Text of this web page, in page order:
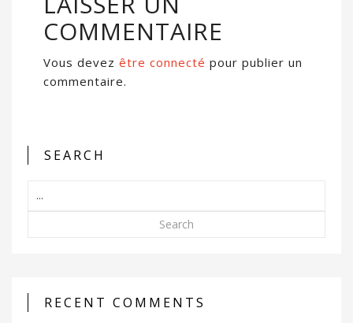
COMMENTAIRE
Vous devez être connecté pour publier un
commentaire.
SEARCH
Search
RECENT COMMENTS